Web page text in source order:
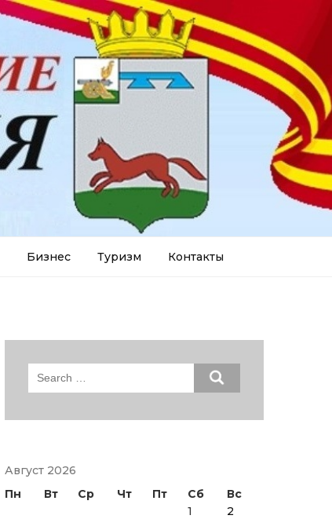
Бизнес Туризм Контакты
Search
Август 2026
Пн
Вт Ср Чт Пт Сб
Вс
1
2